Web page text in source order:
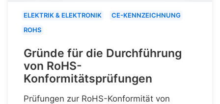
ELEKTRIK & ELEKTRONIK
CE-KENNZEICHNUNG
ROHS
Gründe für die Durchführung
von RoHS-
Konformitätsprüfungen
Prüfungen zur RoHS-Konformität von